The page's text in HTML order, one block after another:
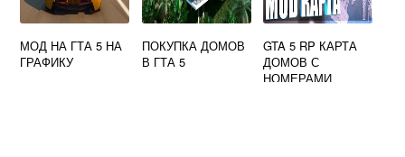
МОД НА ГТА 5 НА
ГРАФИКУ
ПОКУПКА ДОМОВ
В ГТА 5
GTA 5 RP КАРТА
ДОМОВ С
НОМЕРАМИ